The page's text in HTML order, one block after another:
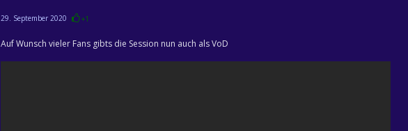
29. September 2020 +1
Auf Wunsch vieler Fans gibts die Session nun auch als VoD